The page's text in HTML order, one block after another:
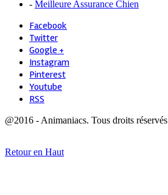
- Meilleure Assurance Chien
Facebook
Twitter
Google +
Instagram
Pinterest
Youtube
RSS
@2016 - Animaniacs. Tous droits réservés
Retour en Haut